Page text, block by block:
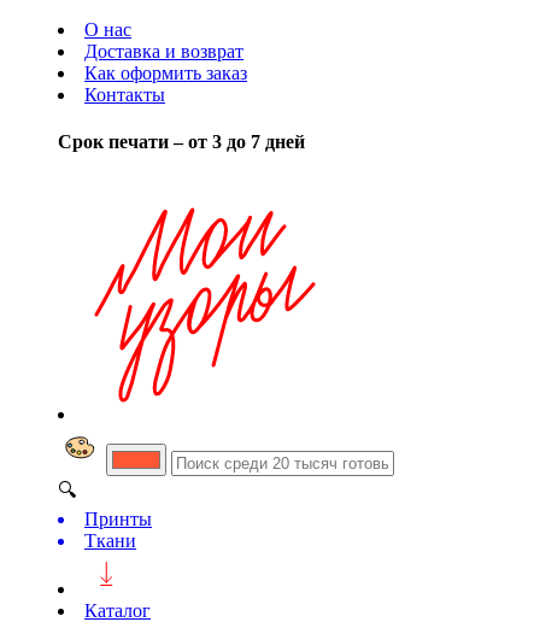
О нас
Доставка и возврат
Как оформить заказ
Контакты
Срок печати – от 3 до 7 дней
🔍
Принты
Ткани
Каталог